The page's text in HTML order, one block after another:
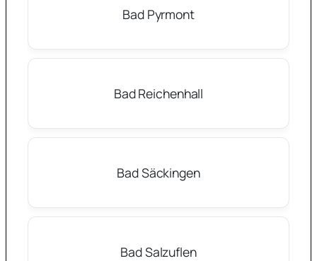
Bad Pyrmont
Bad Reichenhall
Bad Säckingen
Bad Salzuflen